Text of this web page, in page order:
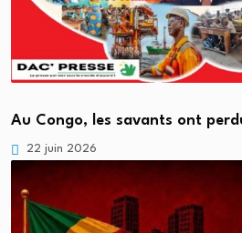
Au Congo, les savants ont
22 juin 2026